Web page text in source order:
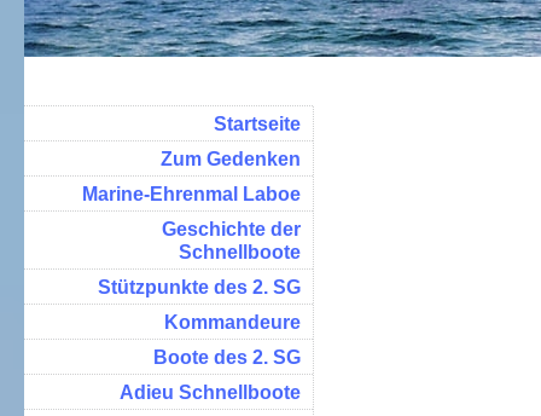
Startseite
Zum Gedenken
Marine-Ehrenmal Laboe
Geschichte der
Schnellboote
Stützpunkte des 2. SG
Kommandeure
Boote des 2. SG
Adieu Schnellboote